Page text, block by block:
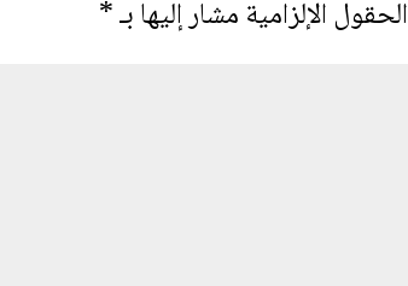
الحقول الإلزامية مشار إليها بـ*